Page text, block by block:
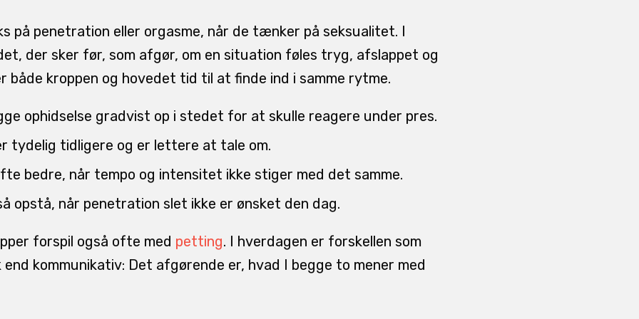
på penetration eller orgasme, når de tænker på seksualitet. I
der sker før, som afgør, om en situation føles tryg, afslappet og
både kroppen og hovedet tid til at finde ind i samme rytme.
ophidselse gradvist op i stedet for at skulle reagere under pres.
tydelig tidligere og er lettere at tale om.
bedre, når tempo og intensitet ikke stiger med det samme.
opstå, når penetration slet ikke er ønsket den dag.
forspil også ofte med petting. I hverdagen er forskellen som
kommunikativ: Det afgørende er, hvad I begge to mener med